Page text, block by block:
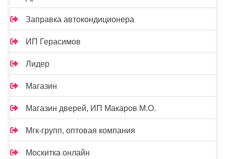
Заправка автокондиционера
ИП Герасимов
Лидер
Магазин
Магазин дверей, ИП Макаров М.О.
Мгк-групп, оптовая компания
Москитка онлайн